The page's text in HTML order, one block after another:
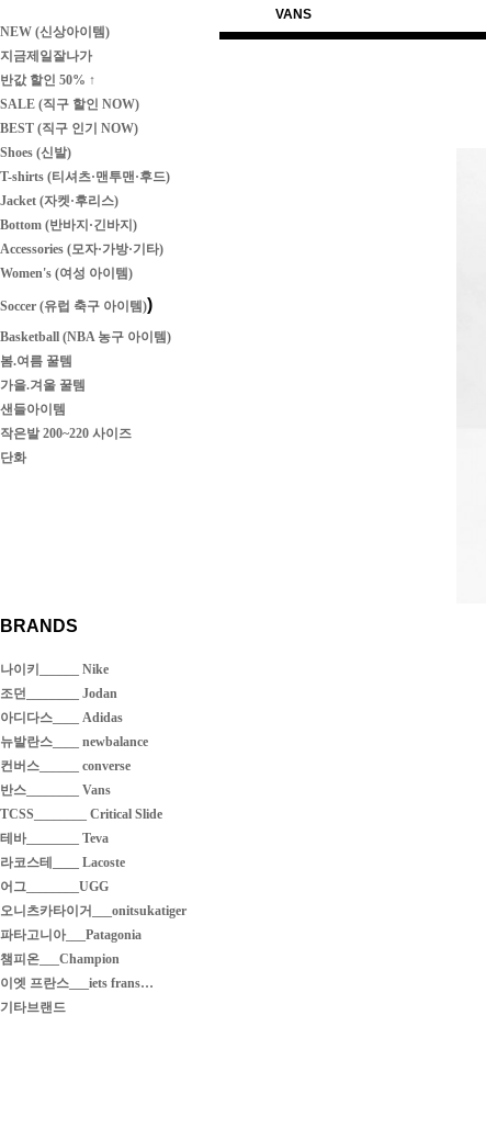
NEW (신상아이템)
지금제일잘나가
반값 할인 50% ↑
SALE (직구 할인 NOW)
BEST (직구 인기 NOW)
Shoes (신발)
T-shirts (티셔츠·맨투맨·후드)
Jacket (자켓·후리스)
Bottom (반바지·긴바지)
Accessories (모자·가방·기타)
Women's (여성 아이템)
Soccer (유럽 축구 아이템))
Basketball (NBA 농구 아이템)
봄.여름 꿀템
가을.겨울 꿀템
샌들아이템
작은발 200~220 사이즈
단화
BRANDS
나이키______ Nike
조던________ Jodan
아디다스____ Adidas
뉴발란스____ newbalance
컨버스______ converse
반스________ Vans
TCSS________ Critical Slide
테바________ Teva
라코스테____ Lacoste
어그________UGG
오니츠카타이거___onitsukatiger
파타고니아___Patagonia
챔피온___Champion
이엣 프란스___iets frans…
기타브랜드
VANS